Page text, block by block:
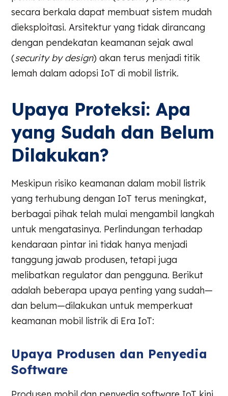
secara berkala dapat membuat sistem mudah
dieksploitasi. Arsitektur yang tidak dirancang
dengan pendekatan keamanan sejak awal
(security by design) akan terus menjadi titik
lemah dalam adopsi IoT di mobil listrik.
Upaya Proteksi: Apa
yang Sudah dan Belum
Dilakukan?
Meskipun risiko keamanan dalam mobil listrik
yang terhubung dengan IoT terus meningkat,
berbagai pihak telah mulai mengambil langkah
untuk mengatasinya. Perlindungan terhadap
kendaraan pintar ini tidak hanya menjadi
tanggung jawab produsen, tetapi juga
melibatkan regulator dan pengguna. Berikut
adalah beberapa upaya penting yang sudah—
dan belum—dilakukan untuk memperkuat
keamanan mobil listrik di Era IoT:
Upaya Produsen dan Penyedia
Software